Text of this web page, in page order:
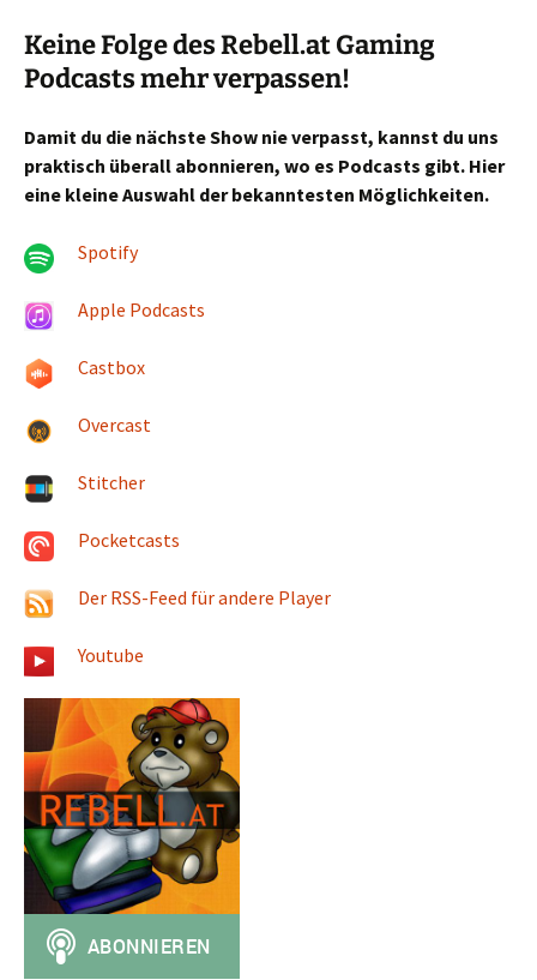
Keine Folge des Rebell.at Gaming
Podcasts mehr verpassen!
Damit du die nächste Show nie verpasst, kannst du uns
praktisch überall abonnieren, wo es Podcasts gibt. Hier
eine kleine Auswahl der bekanntesten Möglichkeiten.
Spotify
Apple Podcasts
Castbox
Overcast
Stitcher
Pocketcasts
Der RSS-Feed für andere Player
Youtube